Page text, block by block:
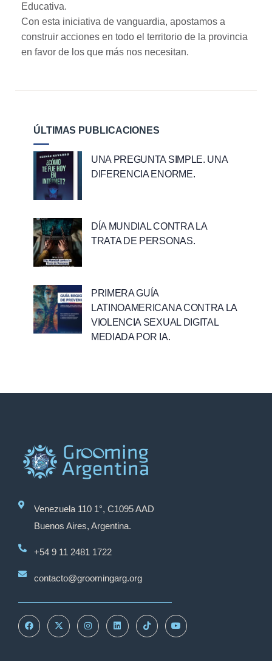
Educativa.
Con esta iniciativa de vanguardia, apostamos a
construir acciones en todo el territorio de la provincia
en favor de los que más nos necesitan.
ÚLTIMAS PUBLICACIONES
UNA PREGUNTA SIMPLE. UNA
DIFERENCIA ENORME.
DÍA MUNDIAL CONTRA LA
TRATA DE PERSONAS.
PRIMERA GUÍA
LATINOAMERICANA CONTRA LA
VIOLENCIA SEXUAL DIGITAL
MEDIADA POR IA.
Venezuela 110 1°, C1095 AAD
Buenos Aires, Argentina.
+54 9 11 2481 1722
contacto@groomingarg.org